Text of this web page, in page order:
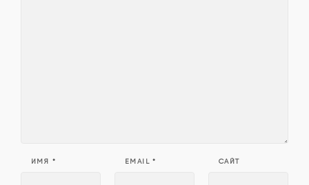
ИМЯ * EMAIL* САЙТ